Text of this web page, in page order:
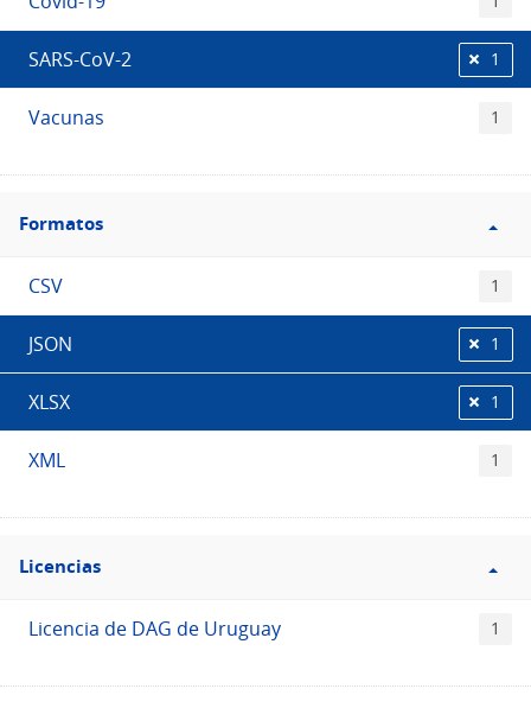
SARS-CoV-2 1
Vacunas 1
Filtro
Formatos
Formatos
CSV 1
JSON 1
XLSX 1
XML 1
Filtro
Licencias
Licencias
Licencia de DAG de Uruguay 1